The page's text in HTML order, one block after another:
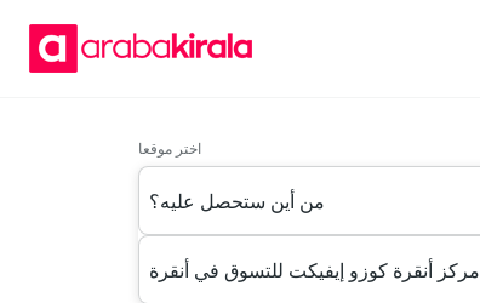
اختر موقعا
من أين ستحصل عليه؟
مركز أنقرة كوزو إيفيكت للتسوق في أنقرة